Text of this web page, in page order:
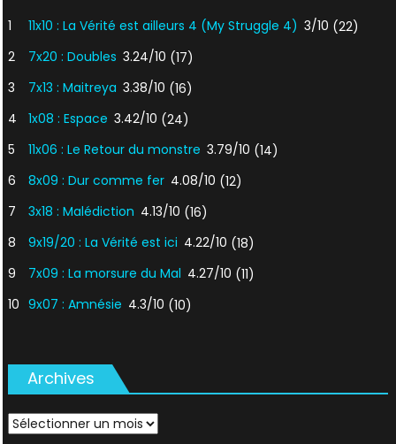
1 11x10 : La Vérité est ailleurs 4 (My Struggle 4) 3/10 (22)
2
7x20 : Doubles 3.24/10 (17)
3
7x13 : Maitreya 3.38/10 (16)
4
1x08 : Espace 3.42/10 (24)
5
11x06 : Le Retour du monstre 3.79/10 (14)
6
8x09 : Dur comme fer 4.08/10 (12)
7
3x18 : Malédiction 4.13/10 (16)
8
9x19/20 : La Vérité est ici 4.22/10 (18)
9
7x09 : La morsure du Mal 4.27/10 (11)
10 9x07 : Amnésie 4.3/10 (10)
Archives
Archives